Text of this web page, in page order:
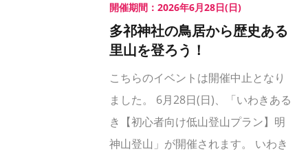
開催期間：2026年6月28日(日)
多祁神社の鳥居から歴史ある
里山を登ろう！
こちらのイベントは開催中止となり
ました。 6月28日(日)、「いわきある
き【初心者向け低山登山プラン】明
神山登山」が開催されます。 いわき